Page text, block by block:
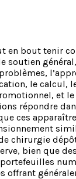
bout tenir
le
et
répondre
ces
chirurgie
bien que